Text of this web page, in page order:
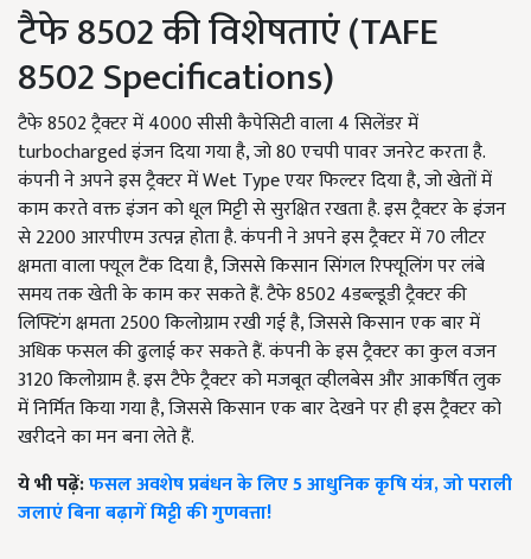
टैफे 8502 की विशेषताएं (TAFE
8502 Specifications)
टैफे 8502 ट्रैक्टर में 4000 सीसी कैपेसिटी वाला 4 सिलेंडर में
turbocharged इंजन दिया गया है, जो 80 एचपी पावर जनरेट करता है.
कंपनी ने अपने इस ट्रैक्टर में Wet Type एयर फिल्टर दिया है, जो खेतों में
काम करते वक्त इंजन को धूल मिट्टी से सुरक्षित रखता है. इस ट्रैक्टर के इंजन
से 2200 आरपीएम उत्पन्न होता है. कंपनी ने अपने इस ट्रैक्टर में 70 लीटर
क्षमता वाला फ्यूल टैंक दिया है, जिससे किसान सिंगल रिफ्यूलिंग पर लंबे
समय तक खेती के काम कर सकते हैं. टैफे 8502 4डब्ल्डूडी ट्रैक्टर की
लिफ्टिंग क्षमता 2500 किलोग्राम रखी गई है, जिससे किसान एक बार में
अधिक फसल की ढुलाई कर सकते हैं. कंपनी के इस ट्रैक्टर का कुल वजन
3120 किलोग्राम है. इस टैफे ट्रैक्टर को मजबूत व्हीलबेस और आकर्षित लुक
में निर्मित किया गया है, जिससे किसान एक बार देखने पर ही इस ट्रैक्टर को
खरीदने का मन बना लेते हैं.
ये भी पढ़ें:फसल अवशेष प्रबंधन के लिए 5 आधुनिक कृषि यंत्र, जो पराली
जलाएं बिना बढ़ागें मिट्टी की गुणवत्ता!